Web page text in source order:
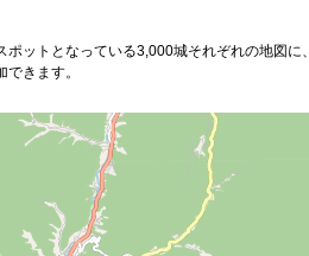
ットとなっている3,000城それぞれの地図に、
きます。